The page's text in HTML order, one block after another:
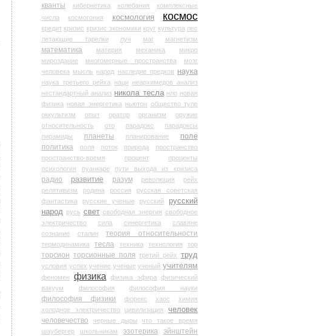
кванты кибернетика колебания
комплексные
числа
космогония космология космос
кредит кризис кризис экономики круг культура лес
летающие тарелки
луч маг магнетизм
математика материя механика
микро
мироздание
многомерные пространства
мозг
человека мысль народ наследие предков наука
наука третьего рейха наци
неархимедов анализ
нестандартный анализ никола тесла нло новая
физика новая энергетика ньютон общество туле
оккультизм
опыт оратор организм
оружие
относительность
ото парадокс
парадоксы
пирамиды
планеты планирование
поле
политика
поля поток природа
пространство
пространство-время
процент
проценты
психология
пуанкаре пути выхода из кризиса
радио развитие разум революция
рейх
релятивизм
родина россия
русская советская
фантастика
русские ученые русский
русский
народ русь свет свободная энергия свободное
электричество
сила синергетика
славяне
сознание
сталин теория относительности
термодинамика тесла техника технология тор
торсион торсионные поля третий рейх труд
условия успех учение ученые ученый учителям
феномен физика физика эфира
физический
вакуум
философия философия науки
философия физики форекс хаос
химия
холодное электричество
цивилизация человек
человечество черные дыры
что такое время
шаубергер
школьникам эзотерика
эйнштейн